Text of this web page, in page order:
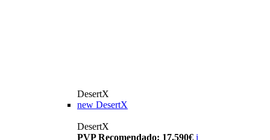
DesertX
new DesertX
DesertX
PVP Recomendado: 17.590€ i